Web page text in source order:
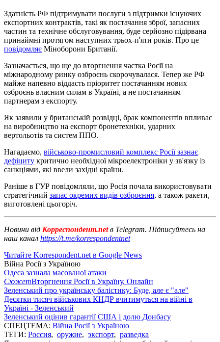
Здатність РФ підтримувати послуги з підтримки існуючих
експортних контрактів, такі як постачання зброї, запасних
частин та технічне обслуговування, буде серйозно підірвана
принаймні протягом наступних трьох-п'яти років. Про це
повідомляє Міноборони Британії.
Зазначається, що ще до вторгнення частка Росії на
міжнародному ринку озброєнь скорочувалася. Тепер же РФ
майже напевно віддасть пріоритет постачанням нових
озброєнь власним силам в Україні, а не постачанням
партнерам з експорту.
Як заявили у британській розвідці, брак компонентів впливає
на виробництво на експорт бронетехніки, ударних
вертольотів та систем ППО.
Нагадаємо, військово-промисловий комплекс Росії зазнає
дефіциту критично необхідної мікроелектроніки у зв'язку із
санкціями, які ввели західні країни.
Раніше в ГУР повідомляли, що Росія почала використовувати
стратегічний запас окремих видів озброєння, а також ракети,
виготовлені цьогоріч.
Новини від Корреспондент.netв Telegram. Підписуйтесь на
наш канал https://t.me/korrespondentnet
Читайте Korrespondent.net в Google News
Війна Росії з Україною
Одеса зазнала масованої атаки
СюжетВторгнення Росії в Україну. Онлайн
Зеленський про українську балістику: Буде, але є "але"
Десятки тисяч військових КНДР вчитимуться на війні в
Україні - Зеленський
Зеленський оцінив гарантії США і долю Донбасу
СПЕЦТЕМА: Війна Росії з Україною
ТЕГИ: Россия, оружие, экспорт, разведка